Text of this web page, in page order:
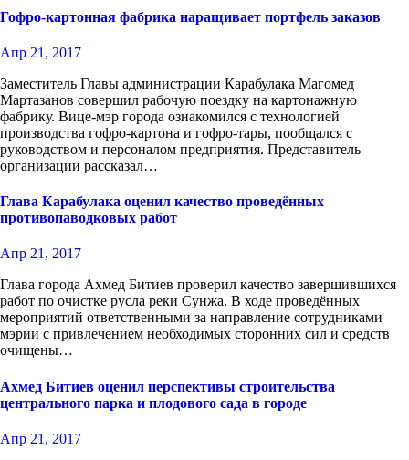
Гофро-картонная фабрика наращивает портфель заказов
Апр 21, 2017
Заместитель Главы администрации Карабулака Магомед
Мартазанов совершил рабочую поездку на картонажную
фабрику. Вице-мэр города ознакомился с технологией
производства гофро-картона и гофро-тары, пообщался с
руководством и персоналом предприятия. Представитель
организации рассказал…
Глава Карабулака оценил качество проведённых
противопаводковых работ
Апр 21, 2017
Глава города Ахмед Битиев проверил качество завершившихся
работ по очистке русла реки Сунжа. В ходе проведённых
мероприятий ответственными за направление сотрудниками
мэрии с привлечением необходимых сторонних сил и средств
очищены…
Ахмед Битиев оценил перспективы строительства
центрального парка и плодового сада в городе
Апр 21, 2017